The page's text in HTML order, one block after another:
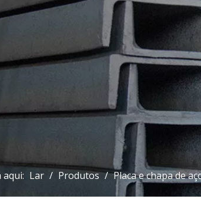
aqui: Lar / Produtos / Placa e chapa de